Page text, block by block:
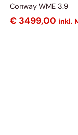
Conway WME 3.9
€ 3499,00 inkl.